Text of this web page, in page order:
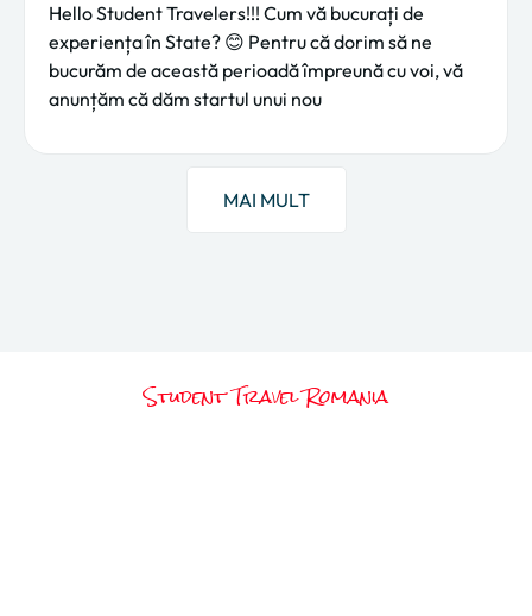
Hello Student Travelers!!! Cum vă bucurați de
experiența în State? 😊 Pentru că dorim să ne
bucurăm de această perioadă împreună cu voi, vă
anunțăm că dăm startul unui nou
MAI MULT
Student Travel Romania
Gata să scrii propria ta